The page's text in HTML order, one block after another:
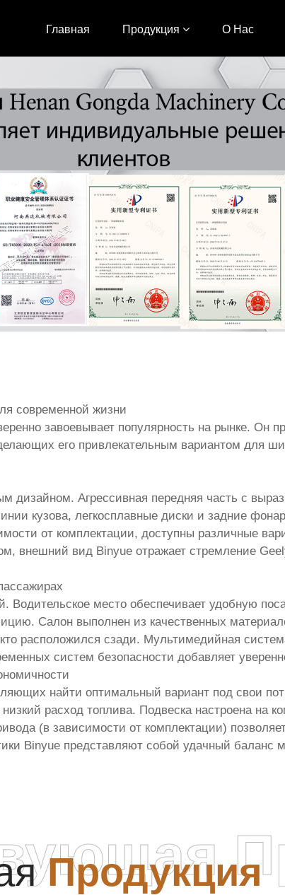
Главная Продукция О Нас
современной жизни
завоевывает популярность на рынке. Он
его привлекательным вариантом для
дизайном. Агрессивная передняя часть с
кузова, легкосплавные диски и задние
от комплектации, доступны различные
внешний вид Binyue отражает стремление
место обеспечивает удобную
Салон выполнен из качественных
расположился сзади. Мультимедийная
систем безопасности добавляет
найти оптимальный вариант под свои
расход топлива. Подвеска настроена на
(в зависимости от комплектации)
Binyue представляют собой удачный
Продукция